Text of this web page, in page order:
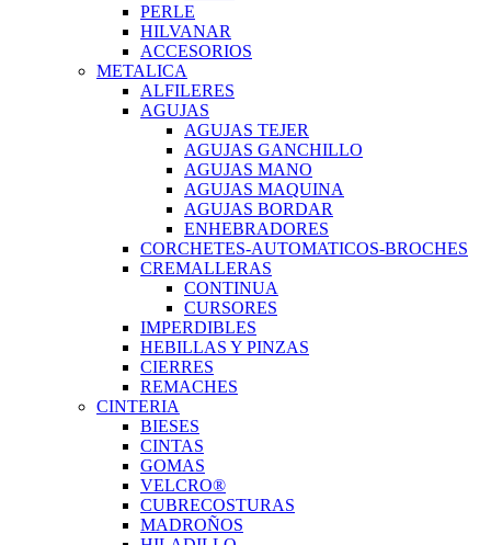
PERLE
HILVANAR
ACCESORIOS
METALICA
ALFILERES
AGUJAS
AGUJAS TEJER
AGUJAS GANCHILLO
AGUJAS MANO
AGUJAS MAQUINA
AGUJAS BORDAR
ENHEBRADORES
CORCHETES-AUTOMATICOS-BROCHES
CREMALLERAS
CONTINUA
CURSORES
IMPERDIBLES
HEBILLAS Y PINZAS
CIERRES
REMACHES
CINTERIA
BIESES
CINTAS
GOMAS
VELCRO®
CUBRECOSTURAS
MADROÑOS